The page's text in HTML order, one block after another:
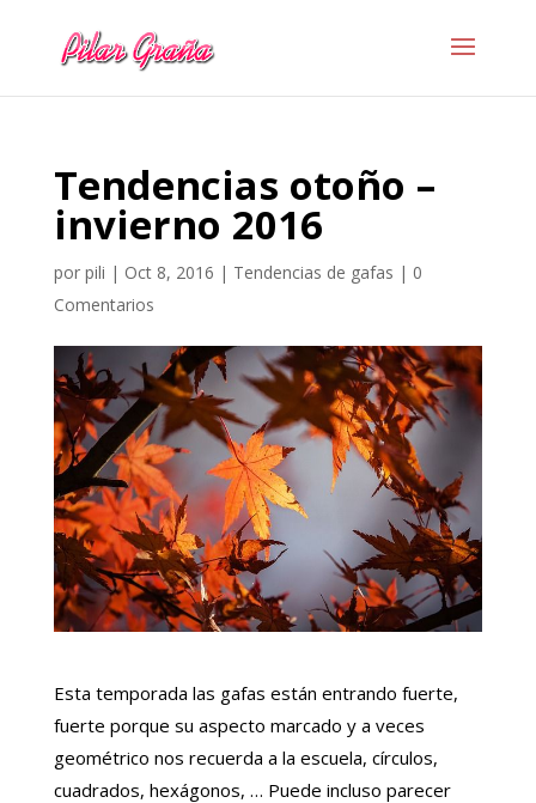
Tendencias otoño –
invierno 2016
por pili | Oct 8, 2016 | Tendencias de gafas | 0
Comentarios
Esta temporada las gafas están entrando fuerte,
fuerte porque su aspecto marcado y a veces
geométrico nos recuerda a la escuela, círculos,
cuadrados, hexágonos, … Puede incluso parecer